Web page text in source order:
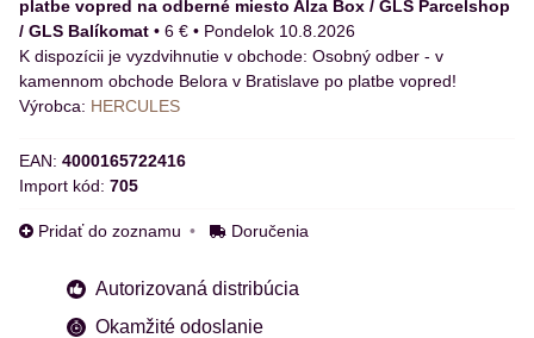
platbe vopred na odberné miesto Alza Box / GLS Parcelshop
/ GLS Balíkomat • 6 € • Pondelok 10.8.2026
Osobný odber - v
kamennom obchode Belora v Bratislave po platbe vopred!
Výrobca: HERCULES
EAN: 4000165722416
Import kód: 705
Pridať do zoznamu Doručenia
Autorizovaná distribúcia
Okamžité odoslanie